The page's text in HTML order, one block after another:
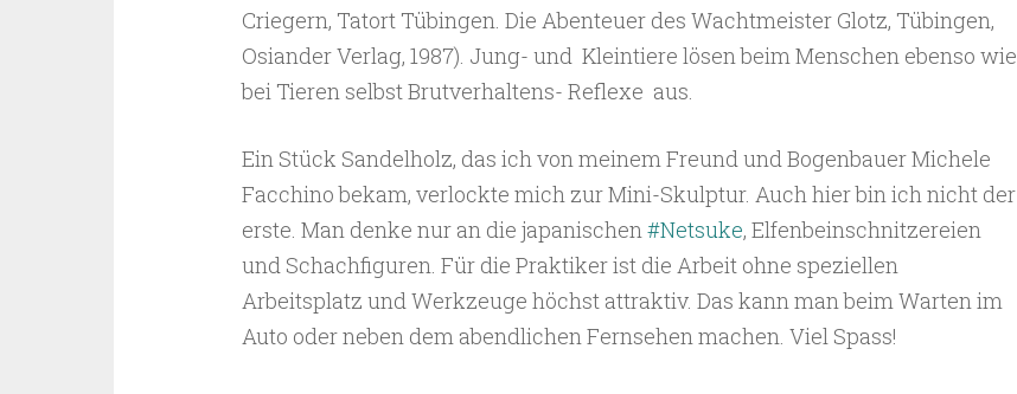
Criegern, Tatort Tübingen. Die Abenteuer des Wachtmeister Glotz, Tübingen,
Osiander Verlag, 1987). Jung- und Kleintiere lösen beim Menschen ebenso wie
bei Tieren selbst Brutverhaltens- Reflexe aus.
Ein Stück Sandelholz, das ich von meinem Freund und Bogenbauer Michele
Facchino bekam, verlockte mich zur Mini-Skulptur. Auch hier bin ich nicht der
erste. Man denke nur an die japanischen#Netsuke, Elfenbeinschnitzereien
und Schachfiguren. Für die Praktiker ist die Arbeit ohne speziellen
Arbeitsplatz und Werkzeuge höchst attraktiv. Das kann man beim Warten im
Auto oder neben dem abendlichen Fernsehen machen. Viel Spass!